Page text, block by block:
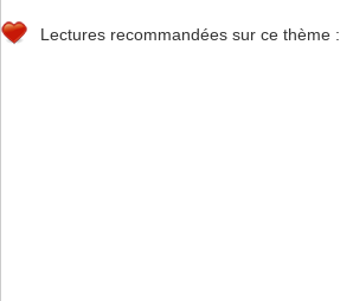
Lectures recommandées sur ce thème :